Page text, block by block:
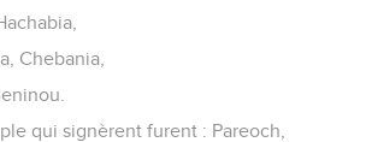
Chebania,
qui signèrent furent : Pareoch,